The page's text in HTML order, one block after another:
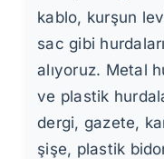
kablo, kurşun
sac gibi
alıyoruz. Metal
ve plastik
dergi, gazete,
şişe, plastik